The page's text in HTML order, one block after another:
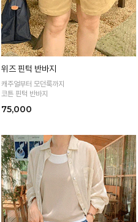
위즈 핀턱 반바지
캐주얼부터 모던룩까지
코튼 핀턱 반바지
75,000